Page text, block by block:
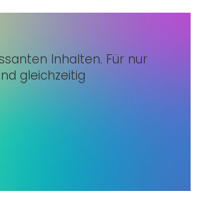
Inhalten. Für nur
gleichzeitig